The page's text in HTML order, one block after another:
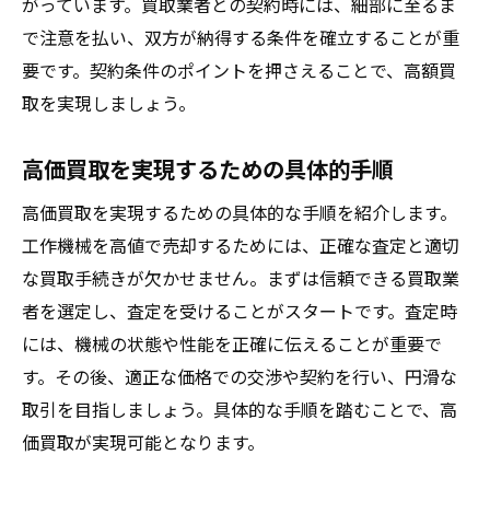
で注意を払い、双方が納得する条件を確立することが重
要です。契約条件のポイントを押さえることで、高額買
取を実現しましょう。
高価買取を実現するための具体的手順
高価買取を実現するための具体的な手順を紹介します。
工作機械を高値で売却するためには、正確な査定と適切
な買取手続きが欠かせません。まずは信頼できる買取業
者を選定し、査定を受けることがスタートです。査定時
には、機械の状態や性能を正確に伝えることが重要で
す。その後、適正な価格での交渉や契約を行い、円滑な
取引を目指しましょう。具体的な手順を踏むことで、高
価買取が実現可能となります。